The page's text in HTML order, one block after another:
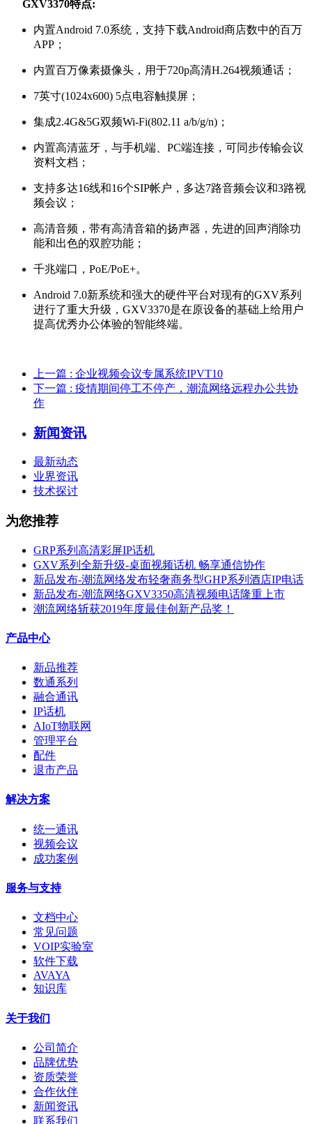
GXV3370特点:
内置Android 7.0系统，支持下载Android商店数中的百万
APP；
内置百万像素摄像头，用于720p高清H.264视频通话；
7英寸(1024x600) 5点电容触摸屏；
集成2.4G&5G双频Wi-Fi(802.11 a/b/g/n)；
内置高清蓝牙，与手机端、PC端连接，可同步传输会议
资料文档；
支持多达16线和16个SIP帐户，多达7路音频会议和3路视
频会议；
高清音频，带有高清音箱的扬声器，先进的回声消除功
能和出色的双腔功能；
千兆端口，PoE/PoE+。
Android 7.0新系统和强大的硬件平台对现有的GXV系列
进行了重大升级，GXV3370是在原设备的基础上给用户
提高优秀办公体验的智能终端。
上一篇 : 企业视频会议专属系统IPVT10
下一篇 : 疫情期间停工不停产，潮流网络远程办公共协
作
新闻资讯
最新动态
业界资讯
技术探讨
为您推荐
GRP系列高清彩屏IP话机
GXV系列全新升级-桌面视频话机 畅享通信协作
新品发布-潮流网络发布轻奢商务型GHP系列酒店IP电话
新品发布-潮流网络GXV3350高清视频电话隆重上市
潮流网络斩获2019年度最佳创新产品奖！
产品中心
新品推荐
数通系列
融合通讯
IP话机
AIoT物联网
管理平台
配件
退市产品
解决方案
统一通讯
视频会议
成功案例
服务与支持
文档中心
常见问题
VOIP实验室
软件下载
AVAYA
知识库
关于我们
公司简介
品牌优势
资质荣誉
合作伙伴
新闻资讯
联系我们